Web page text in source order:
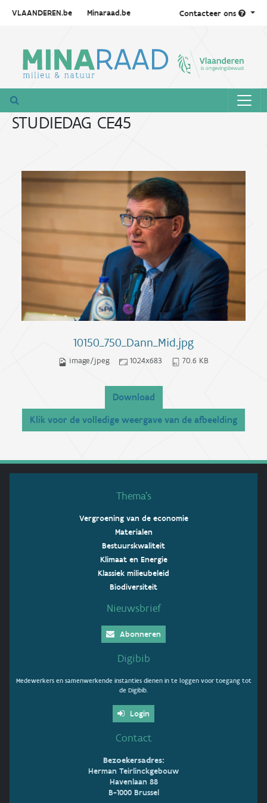
VLAANDEREN.be Minaraad.be Contacteer ons
STUDIEDAG CE45
10150_750_Dann_Mid.jpg
image/jpeg 1024x683 70.6 KB
Download
Klik voor de volledige weergave van de afbeelding
Thema’s
Vergroening van de economie
Materialen
Bestuurskwaliteit
Klimaat en Energie
Klassiek milieubeleid
Biodiversiteit
Nieuwsbrief
Abonneren
Digibib
Medewerkers en samenwerkende instanties dienen in te loggen voor toegang tot
de Digibib.
Login
Contact
Bezoekersadres:
Herman Teirlinckgebouw
Havenlaan 88
B-1000 Brussel